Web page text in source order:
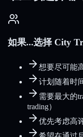
如果...选择 City
想要尽可能
计划随着时
需要最大的
trading）
优先考虑高